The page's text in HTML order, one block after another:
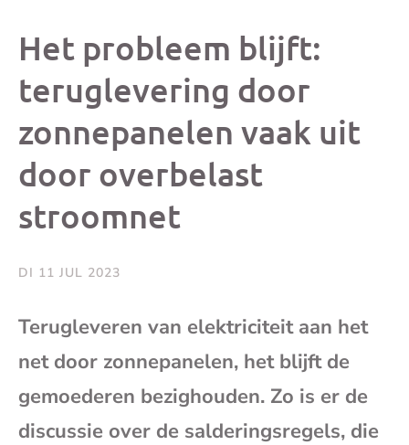
bericht
op
Facebook
op op
Het probleem blijft:
teruglevering door
zonnepanelen vaak uit
door overbelast
stroomnet
DI 11 JUL 2023
Terugleveren van elektriciteit aan het
net door zonnepanelen, het blijft de
gemoederen bezighouden. Zo is er de
discussie over de salderingsregels, die